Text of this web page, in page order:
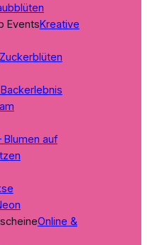
Kreative
Blumen auf
Online &